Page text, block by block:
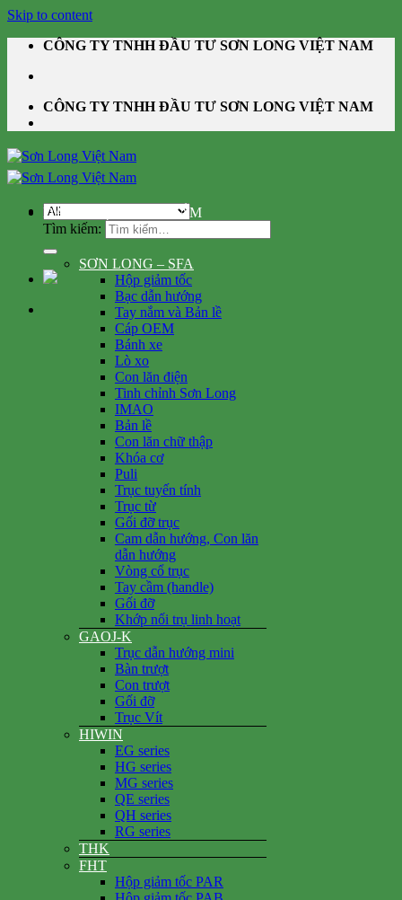
Skip to content
CÔNG TY TNHH ĐẦU TƯ SƠN LONG VIỆT NAM
CÔNG TY TNHH ĐẦU TƯ SƠN LONG VIỆT NAM
Tìm kiếm:
DANH MỤC SẢN PHẨM
SƠN LONG – SFA
Hộp giảm tốc
Bạc dẫn hướng
Tay nắm và Bản lề
Cáp OEM
Bánh xe
Lò xo
Con lăn điện
Tinh chỉnh Sơn Long
IMAO
Bản lề
Con lăn chữ thập
Khóa cơ
Puli
Trục tuyến tính
Trục từ
Gối đỡ trục
Cam dẫn hướng, Con lăn
dẫn hướng
Vòng cổ trục
Tay cầm (handle)
Gối đỡ
Khớp nối trụ linh hoạt
GAOJ-K
Trục dẫn hướng mini
Bàn trượt
Con trượt
Gối đỡ
Trục Vít
HIWIN
EG series
HG series
MG series
QE series
QH series
RG series
THK
FHT
Hộp giảm tốc PAR